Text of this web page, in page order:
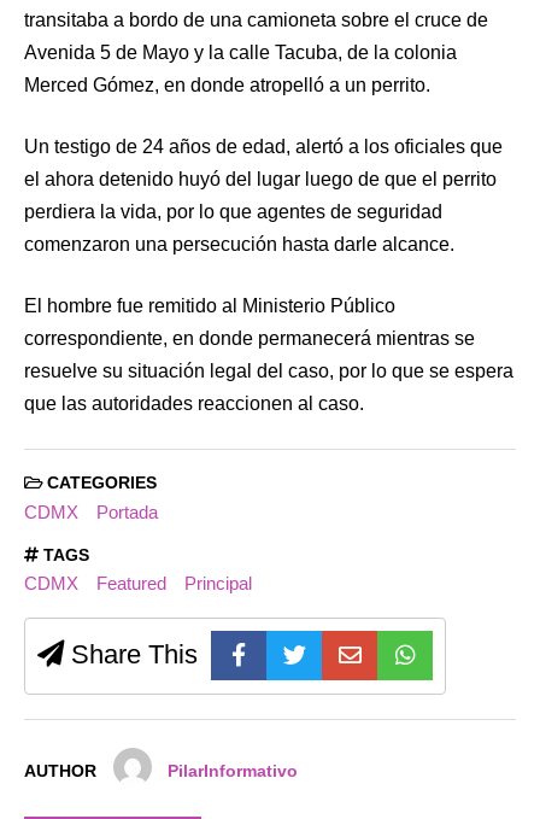
transitaba a bordo de una camioneta sobre el cruce de
Avenida 5 de Mayo y la calle Tacuba, de la colonia
Merced Gómez, en donde atropelló a un perrito.
Un testigo de 24 años de edad, alertó a los oficiales que
el ahora detenido huyó del lugar luego de que el perrito
perdiera la vida, por lo que agentes de seguridad
comenzaron una persecución hasta darle alcance.
El hombre fue remitido al Ministerio Público
correspondiente, en donde permanecerá mientras se
resuelve su situación legal del caso, por lo que se espera
que las autoridades reaccionen al caso.
CATEGORIES
CDMX Portada
TAGS
CDMX Featured Principal
Share This
AUTHOR PilarInformativo